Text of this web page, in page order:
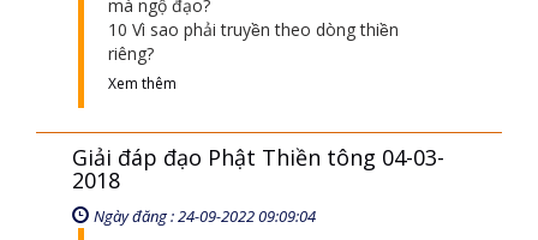
mà ngộ đạo?
10 Vì sao phải truyền theo dòng thiền
riêng?
Xem thêm
Giải đáp đạo Phật Thiền tông 04-03-
2018
Ngày đăng : 24-09-2022 09:09:04